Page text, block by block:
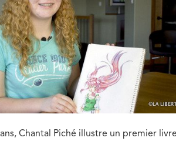
Chantal Piché illustre un premier